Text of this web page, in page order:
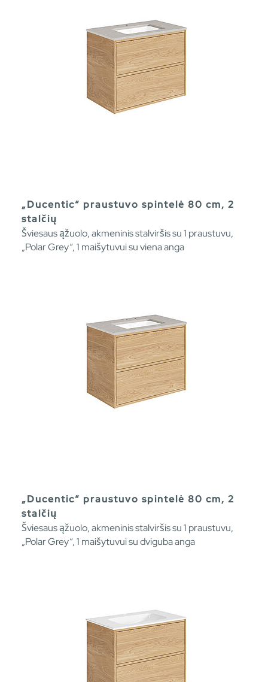
„Ducentic“ praustuvo spintelė 80 cm, 2
stalčių
Šviesaus ąžuolo, akmeninis stalviršis su 1 praustuvu,
„Polar Grey“, 1 maišytuvui su viena anga
„Ducentic“ praustuvo spintelė 80 cm, 2
stalčių
Šviesaus ąžuolo, akmeninis stalviršis su 1 praustuvu,
„Polar Grey“, 1 maišytuvui su dviguba anga